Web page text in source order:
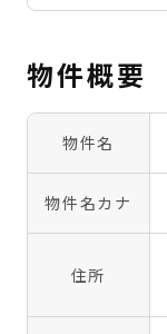
物件概要
物件名
物件名カナ
住所